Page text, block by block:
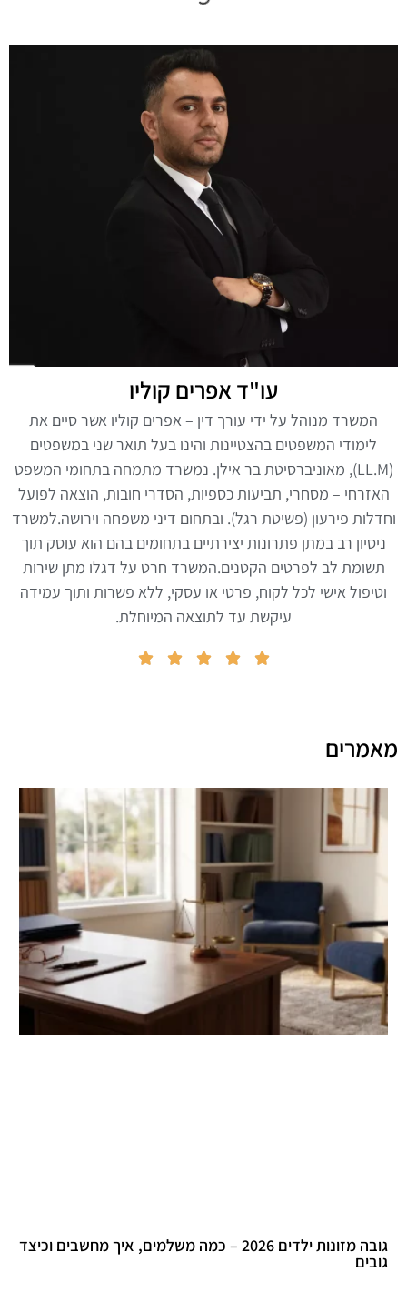
עו"ד אפרים קוליו
המשרד מנוהל על ידי עורך דין – אפרים קוליו אשר סיים את
לימודי המשפטים בהצטיינות והינו בעל תואר שני במשפטים
(LL.M), מאוניברסיטת בר אילן. נמשרד מתמחה בתחומי המשפט
האזרחי – מסחרי, תביעות כספיות, הסדרי חובות, הוצאה לפועל
וחדלות פירעון (פשיטת רגל). ובתחום דיני משפחה וירושה.למשרד
ניסיון רב במתן פתרונות יצירתיים בתחומים בהם הוא עוסק תוך
תשומת לב לפרטים הקטנים.המשרד חרט על דגלו מתן שירות
וטיפול אישי לכל לקוח, פרטי או עסקי, ללא פשרות ותוך עמידה
עיקשת עד לתוצאה המיוחלת.





מאמרים
גובה מזונות ילדים 2026 – כמה משלמים, איך מחשבים וכיצד
גובים